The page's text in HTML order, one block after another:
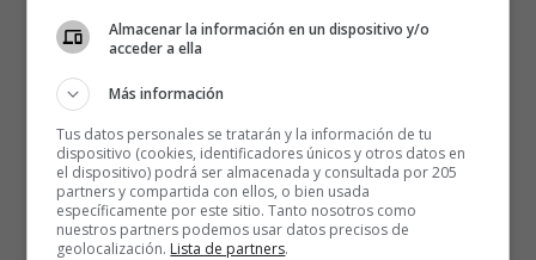
Almacenar la información en un dispositivo y/o
acceder a ella
Más información
Tus datos personales se tratarán y la información de tu
dispositivo (cookies, identificadores únicos y otros datos en
el dispositivo) podrá ser almacenada y consultada por 205
partners y compartida con ellos, o bien usada
específicamente por este sitio. Tanto nosotros como
nuestros partners podemos usar datos precisos de
geolocalización. Lista de partners.